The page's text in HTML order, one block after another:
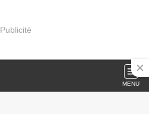
Publicité
MENU